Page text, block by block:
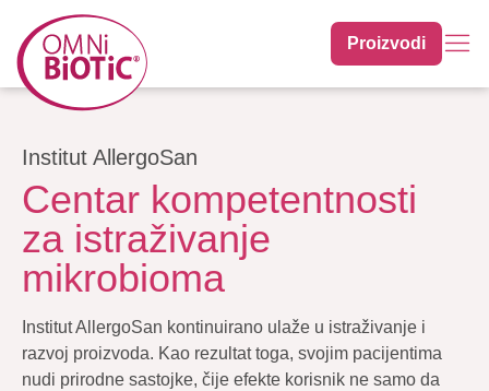
Proizvodi
Institut AllergoSan
Centar kompetentnosti
za istraživanje
mikrobioma
Institut AllergoSan kontinuirano ulaže u istraživanje i
razvoj proizvoda. Kao rezultat toga, svojim pacijentima
nudi prirodne sastojke, čije efekte korisnik ne samo da